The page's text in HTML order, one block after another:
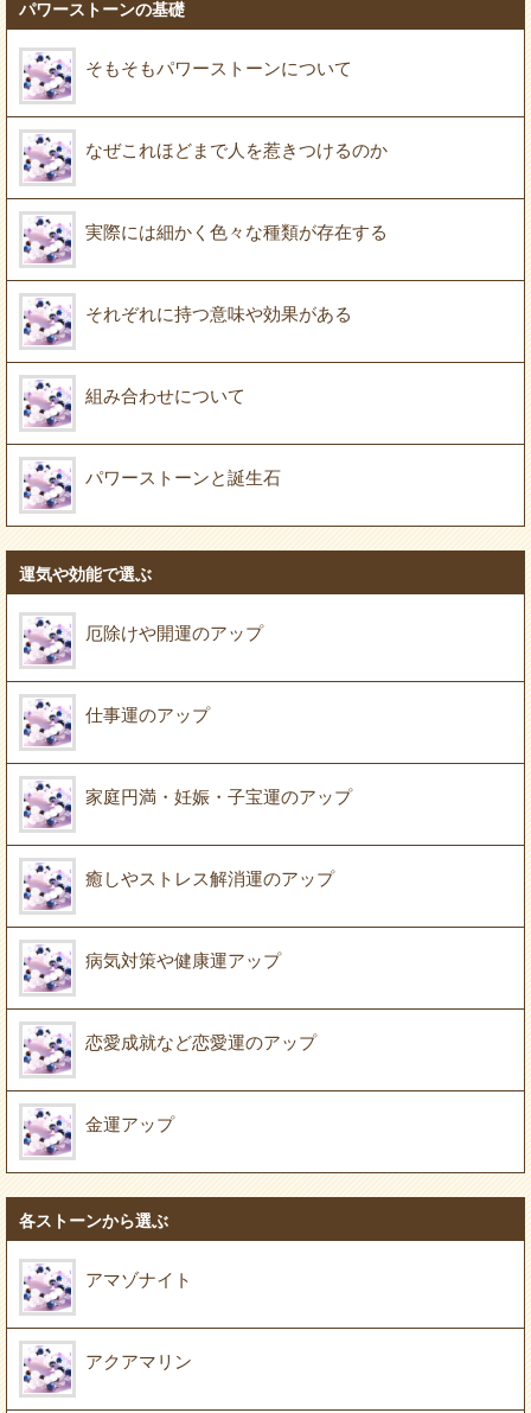
パワーストーンの基礎
そもそもパワーストーンについて
なぜこれほどまで人を惹きつけるのか
実際には細かく色々な種類が存在する
それぞれに持つ意味や効果がある
組み合わせについて
パワーストーンと誕生石
運気や効能で選ぶ
厄除けや開運のアップ
仕事運のアップ
家庭円満・妊娠・子宝運のアップ
癒しやストレス解消運のアップ
病気対策や健康運アップ
恋愛成就など恋愛運のアップ
金運アップ
各ストーンから選ぶ
アマゾナイト
アクアマリン